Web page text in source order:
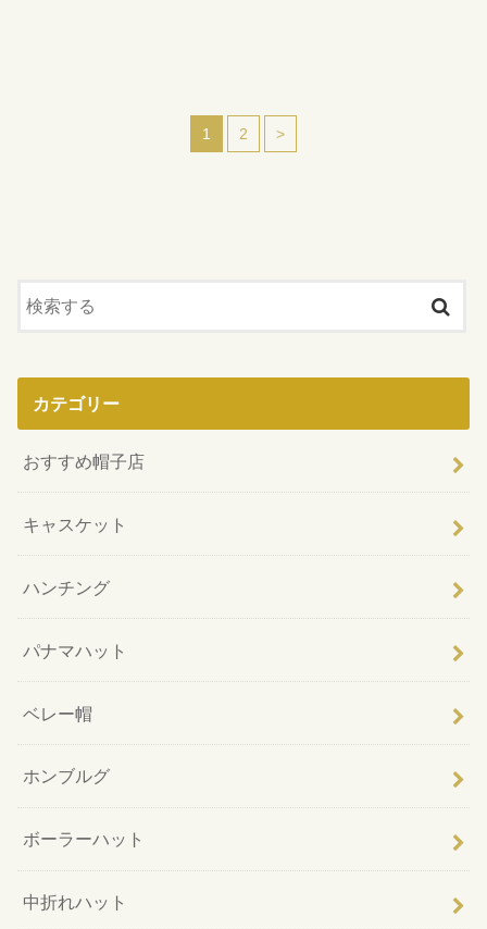
1 2 >
カテゴリー
おすすめ帽子店
キャスケット
ハンチング
パナマハット
ベレー帽
ホンブルグ
ボーラーハット
中折れハット